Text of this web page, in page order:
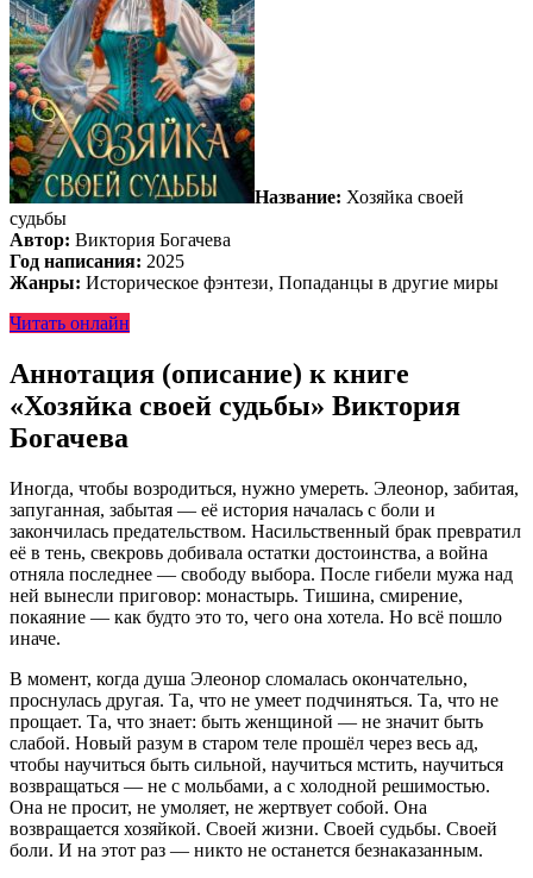
Название: Хозяйка своей
судьбы
Автор: Виктория Богачева
Год написания: 2025
Жанры: Историческое фэнтези, Попаданцы в другие миры
Читать онлайн
Аннотация (описание) к книге
«Хозяйка своей судьбы» Виктория
Богачева
Иногда, чтобы возродиться, нужно умереть. Элеонор, забитая,
запуганная, забытая — её история началась с боли и
закончилась предательством. Насильственный брак превратил
её в тень, свекровь добивала остатки достоинства, а война
отняла последнее — свободу выбора. После гибели мужа над
ней вынесли приговор: монастырь. Тишина, смирение,
покаяние — как будто это то, чего она хотела. Но всё пошло
иначе.
В момент, когда душа Элеонор сломалась окончательно,
проснулась другая. Та, что не умеет подчиняться. Та, что не
прощает. Та, что знает: быть женщиной — не значит быть
слабой. Новый разум в старом теле прошёл через весь ад,
чтобы научиться быть сильной, научиться мстить, научиться
возвращаться — не с мольбами, а с холодной решимостью.
Она не просит, не умоляет, не жертвует собой. Она
возвращается хозяйкой. Своей жизни. Своей судьбы. Своей
боли. И на этот раз — никто не останется безнаказанным.